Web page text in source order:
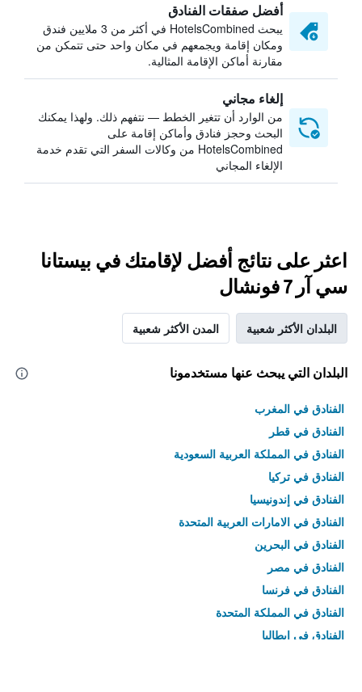
أفضل صفقات الفنادق
يبحث HotelsCombined في أكثر من 3 ملايين فندق
ومكان إقامة ويجمعهم في مكان واحد حتى تتمكن من
مقارنة أماكن الإقامة المثالية.
إلغاء مجاني
من الوارد أن تتغير الخطط — نتفهم ذلك. ولهذا يمكنك
البحث وحجز فنادق وأماكن إقامة على
HotelsCombined من وكالات السفر التي تقدم خدمة
الإلغاء المجاني
اعثر على نتائج أفضل لإقامتك في بيستانا
سي آر 7 فونشال
البلدان الأكثر شعبية المدن الأكثر شعبية
البلدان التي يبحث عنها مستخدمونا
الفنادق في المغرب
الفنادق في قطر
الفنادق في المملكة العربية السعودية
الفنادق في تركيا
الفنادق في إندونيسيا
الفنادق في الامارات العربية المتحدة
الفنادق في البحرين
الفنادق في مصر
الفنادق في فرنسا
الفنادق في المملكة المتحدة
الفنادق في إيطاليا